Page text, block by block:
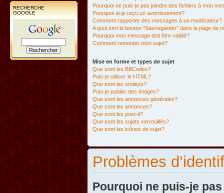
RECHERCHE
GOOGLE
Pourquoi ne puis-je pas joindre des fichiers à mon
Pourquoi ai-je reçu un avertissement?
Comment rapporter des messages à un modérateur?
A quoi sert le bouton “Sauvegarder” dans la page de
Pourquoi mon message doit être validé?
Comment remonter mon sujet?
Mise en forme et types de sujet
Que sont les BBCodes?
Puis-je utiliser le HTML?
Que sont les smileys?
Puis-je publier des images?
Que sont les annonces générales?
Que sont les annonces?
Que sont les post-it?
Que sont les sujets verrouillés?
Que sont les icônes de sujet?
Problèmes
Pourquoi ne puis-je